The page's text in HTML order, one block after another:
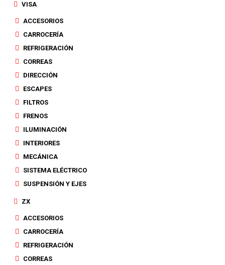
VISA
ACCESORIOS
CARROCERÍA
REFRIGERACIÓN
CORREAS
DIRECCIÓN
ESCAPES
FILTROS
FRENOS
ILUMINACIÓN
INTERIORES
MECÁNICA
SISTEMA ELÉCTRICO
SUSPENSIÓN Y EJES
ZX
ACCESORIOS
CARROCERÍA
REFRIGERACIÓN
CORREAS